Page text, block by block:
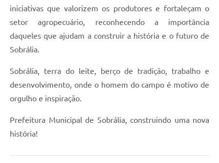
iniciativas que valorizem os produtores e fortaleçam o
setor agropecuário, reconhecendo a importância
daqueles que ajudam a construir a história e o futuro de
Sobrália.
Sobrália, terra do leite, berço de tradição, trabalho e
desenvolvimento, onde o homem do campo é motivo de
orgulho e inspiração.
Prefeitura Municipal de Sobrália, construindo uma nova
história!